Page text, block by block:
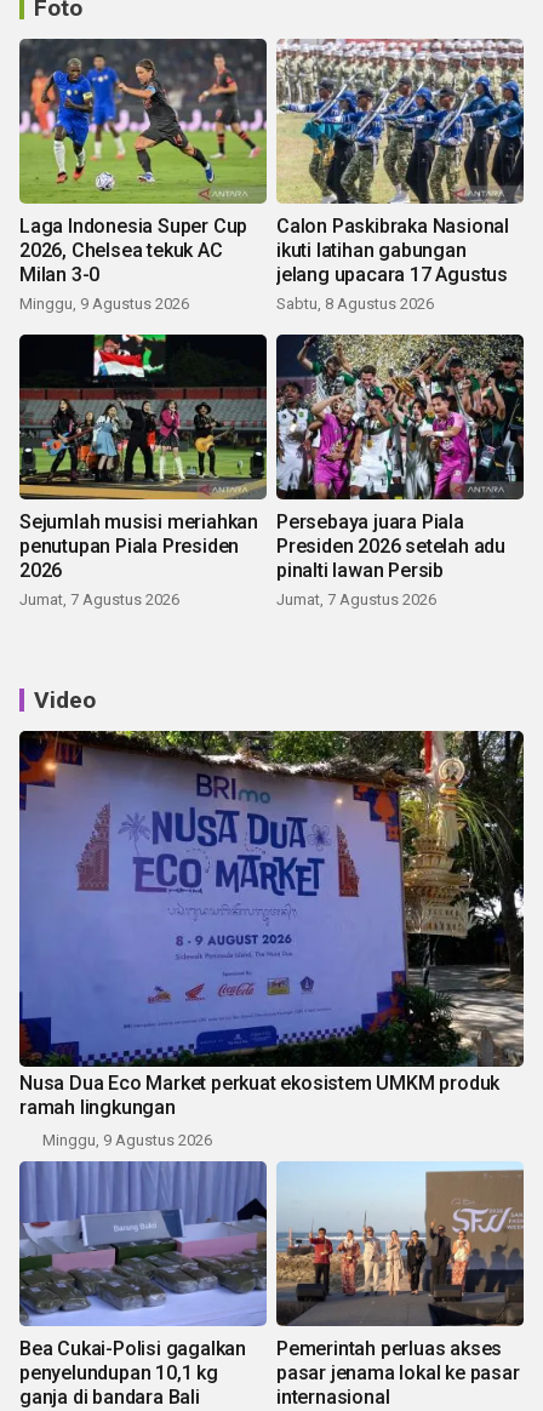
Foto
Laga Indonesia Super Cup
2026, Chelsea tekuk AC
Milan 3-0
Minggu, 9 Agustus 2026
Calon Paskibraka Nasional
ikuti latihan gabungan
jelang upacara 17 Agustus
Sabtu, 8 Agustus 2026
Sejumlah musisi meriahkan
penutupan Piala Presiden
2026
Jumat, 7 Agustus 2026
Persebaya juara Piala
Presiden 2026 setelah adu
pinalti lawan Persib
Jumat, 7 Agustus 2026
Video
Nusa Dua Eco Market perkuat ekosistem UMKM produk
ramah lingkungan
Minggu, 9 Agustus 2026
Bea Cukai-Polisi gagalkan
penyelundupan 10,1 kg
ganja di bandara Bali
Pemerintah perluas akses
pasar jenama lokal ke pasar
internasional